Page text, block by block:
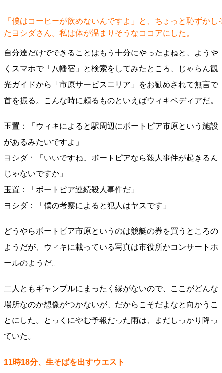
「僕はコーヒーが飲めないんですよ」と、ちょっと恥ずか
たヨシダさん。私は体が温まりそうなココアにした。
自分達だけでできることはもう十分にやったよねと、ようや
くスマホで「八幡宿」と検索をしてみたところ、じゃらん観
光ガイドから「市原サービスエリア」をお勧めされて無言で
首を振る。こんな時に頼るものといえばウィキペディアだ。
玉置：「ウィキによると駅周辺にボートピア市原という施設
があるみたいですよ」
ヨシダ：「いいですね。ボートピアなら殺人事件が起きるん
じゃないですか」
玉置：「ボートピア連続殺人事件だ」
ヨシダ：「僕の考察によると犯人はヤスです」
どうやらボートピア市原というのは競艇の券を買うところの
ようだが、ウィキに載っている写真は市役所かコンサートホ
ールのようだ。
二人ともギャンブルにまったく縁がないので、ここがどんな
場所なのか想像がつかないが、だからこそだよなと向かうこ
とにした。とっくにやむ予報だった雨は、まだしっかり降っ
ていた。
11時18分、生そばを出すウエスト